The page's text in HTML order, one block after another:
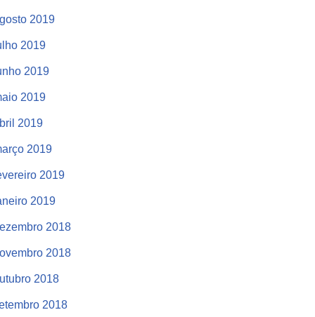
2019
2019
2019
2019
2019
2019
2019
2019
2018
2018
2018
2018